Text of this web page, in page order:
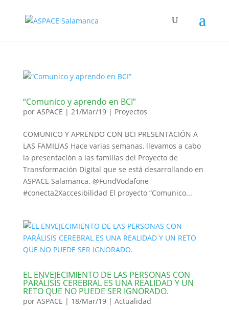
“Comunico y aprendo en BCI”
por ASPACE | 21/Mar/19| Proyectos
COMUNICO Y APRENDO CON BCI PRESENTACIÓN A
LAS FAMILIAS Hace varias semanas, llevamos a cabo
la presentación a las familias del Proyecto de
Transformación Digital que se está desarrollando en
ASPACE Salamanca. @FundVodafone
#conecta2Xaccesibilidad El proyecto “Comunico...
EL ENVEJECIMIENTO DE LAS PERSONAS CON
PARÁLISIS CEREBRAL ES UNA REALIDAD Y UN
RETO QUE NO PUEDE SER IGNORADO.
por ASPACE | 18/Mar/19| Actualidad